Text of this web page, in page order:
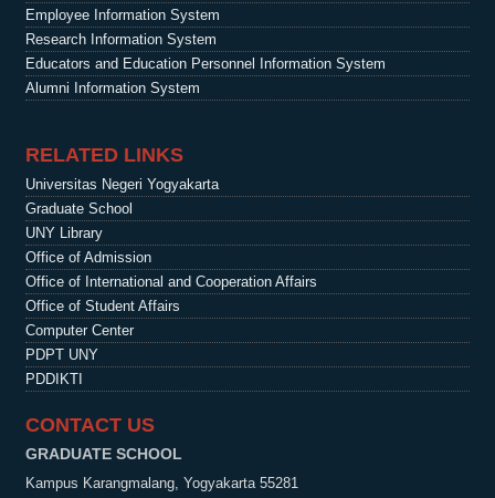
Employee Information System
Research Information System
Educators and Education Personnel Information System
Alumni Information System
RELATED LINKS
Universitas Negeri Yogyakarta
Graduate School
UNY Library
Office of Admission
Office of International and Cooperation Affairs
Office of Student Affairs
Computer Center
PDPT UNY
PDDIKTI
CONTACT US
GRADUATE SCHOOL
Kampus Karangmalang, Yogyakarta 55281